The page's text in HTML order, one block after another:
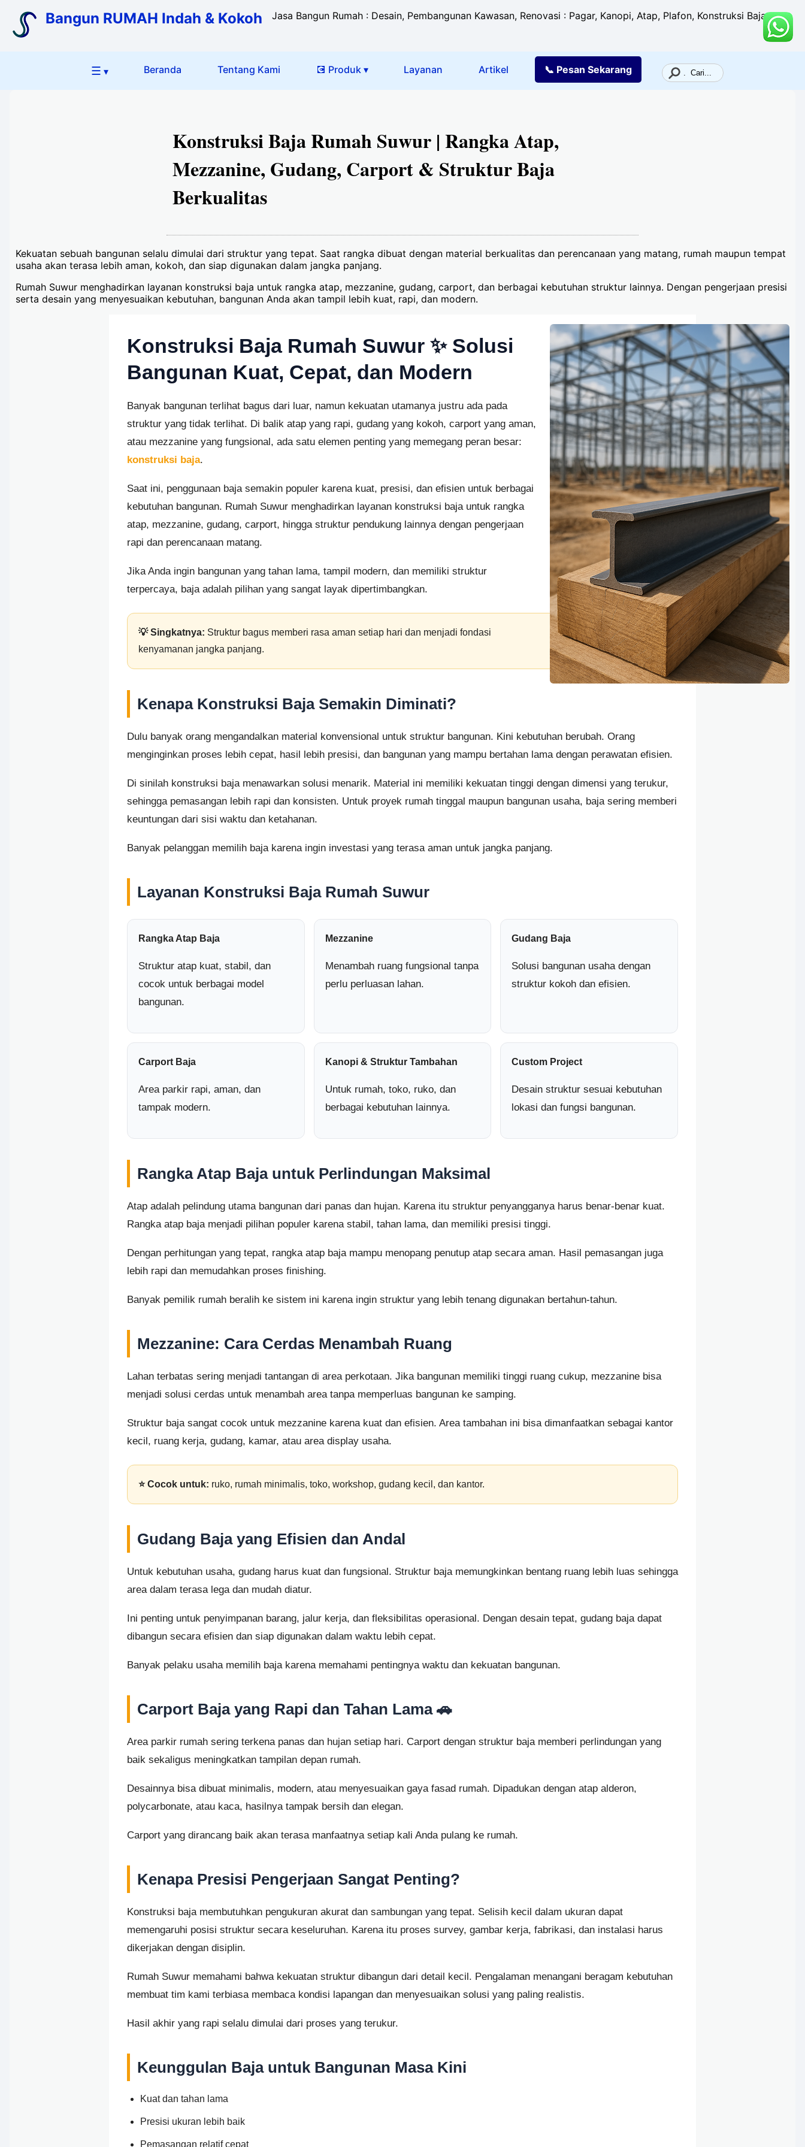
Bangun RUMAH Indah & Kokoh Jasa Bangun Rumah : Desain, Pembangunan Kawasan, Renovasi : Pagar, Kanopi, Atap, Plafon, Konstruksi Baja,
☰ ▾ Beranda Tentang Kami 💽 Produk ▾ Layanan Artikel 📞 Pesan Sekarang
Konstruksi Baja Rumah Suwur | Rangka Atap,
Mezzanine, Gudang, Carport & Struktur Baja
Berkualitas
Kekuatan sebuah bangunan selalu dimulai dari struktur yang tepat. Saat rangka dibuat dengan material berkualitas dan perencanaan yang matang, rumah maupun tempat
usaha akan terasa lebih aman, kokoh, dan siap digunakan dalam jangka panjang.
Rumah Suwur menghadirkan layanan konstruksi baja untuk rangka atap, mezzanine, gudang, carport, dan berbagai kebutuhan struktur lainnya. Dengan pengerjaan presisi
serta desain yang menyesuaikan kebutuhan, bangunan Anda akan tampil lebih kuat, rapi, dan modern.
Konstruksi Baja Rumah Suwur ✨ Solusi
Bangunan Kuat, Cepat, dan Modern
Banyak bangunan terlihat bagus dari luar, namun kekuatan utamanya justru ada pada
struktur yang tidak terlihat. Di balik atap yang rapi, gudang yang kokoh, carport yang aman,
atau mezzanine yang fungsional, ada satu elemen penting yang memegang peran besar:
konstruksi baja.
Saat ini, penggunaan baja semakin populer karena kuat, presisi, dan efisien untuk berbagai
kebutuhan bangunan. Rumah Suwur menghadirkan layanan konstruksi baja untuk rangka
atap, mezzanine, gudang, carport, hingga struktur pendukung lainnya dengan pengerjaan
rapi dan perencanaan matang.
Jika Anda ingin bangunan yang tahan lama, tampil modern, dan memiliki struktur
terpercaya, baja adalah pilihan yang sangat layak dipertimbangkan.
💡 Singkatnya: Struktur bagus memberi rasa aman setiap hari dan menjadi fondasi
kenyamanan jangka panjang.
Kenapa Konstruksi Baja Semakin Diminati?
Dulu banyak orang mengandalkan material konvensional untuk struktur bangunan. Kini kebutuhan berubah. Orang
menginginkan proses lebih cepat, hasil lebih presisi, dan bangunan yang mampu bertahan lama dengan perawatan efisien.
Di sinilah konstruksi baja menawarkan solusi menarik. Material ini memiliki kekuatan tinggi dengan dimensi yang terukur,
sehingga pemasangan lebih rapi dan konsisten. Untuk proyek rumah tinggal maupun bangunan usaha, baja sering memberi
keuntungan dari sisi waktu dan ketahanan.
Banyak pelanggan memilih baja karena ingin investasi yang terasa aman untuk jangka panjang.
Layanan Konstruksi Baja Rumah Suwur
Rangka Atap Baja
Struktur atap kuat, stabil, dan
cocok untuk berbagai model
bangunan.
Mezzanine
Menambah ruang fungsional tanpa
perlu perluasan lahan.
Gudang Baja
Solusi bangunan usaha dengan
struktur kokoh dan efisien.
Carport Baja
Area parkir rapi, aman, dan
tampak modern.
Kanopi & Struktur Tambahan
Untuk rumah, toko, ruko, dan
berbagai kebutuhan lainnya.
Custom Project
Desain struktur sesuai kebutuhan
lokasi dan fungsi bangunan.
Rangka Atap Baja untuk Perlindungan Maksimal
Atap adalah pelindung utama bangunan dari panas dan hujan. Karena itu struktur penyangganya harus benar-benar kuat.
Rangka atap baja menjadi pilihan populer karena stabil, tahan lama, dan memiliki presisi tinggi.
Dengan perhitungan yang tepat, rangka atap baja mampu menopang penutup atap secara aman. Hasil pemasangan juga
lebih rapi dan memudahkan proses finishing.
Banyak pemilik rumah beralih ke sistem ini karena ingin struktur yang lebih tenang digunakan bertahun-tahun.
Mezzanine: Cara Cerdas Menambah Ruang
Lahan terbatas sering menjadi tantangan di area perkotaan. Jika bangunan memiliki tinggi ruang cukup, mezzanine bisa
menjadi solusi cerdas untuk menambah area tanpa memperluas bangunan ke samping.
Struktur baja sangat cocok untuk mezzanine karena kuat dan efisien. Area tambahan ini bisa dimanfaatkan sebagai kantor
kecil, ruang kerja, gudang, kamar, atau area display usaha.
⭐ Cocok untuk: ruko, rumah minimalis, toko, workshop, gudang kecil, dan kantor.
Gudang Baja yang Efisien dan Andal
Untuk kebutuhan usaha, gudang harus kuat dan fungsional. Struktur baja memungkinkan bentang ruang lebih luas sehingga
area dalam terasa lega dan mudah diatur.
Ini penting untuk penyimpanan barang, jalur kerja, dan fleksibilitas operasional. Dengan desain tepat, gudang baja dapat
dibangun secara efisien dan siap digunakan dalam waktu lebih cepat.
Banyak pelaku usaha memilih baja karena memahami pentingnya waktu dan kekuatan bangunan.
Carport Baja yang Rapi dan Tahan Lama 🚗
Area parkir rumah sering terkena panas dan hujan setiap hari. Carport dengan struktur baja memberi perlindungan yang
baik sekaligus meningkatkan tampilan depan rumah.
Desainnya bisa dibuat minimalis, modern, atau menyesuaikan gaya fasad rumah. Dipadukan dengan atap alderon,
polycarbonate, atau kaca, hasilnya tampak bersih dan elegan.
Carport yang dirancang baik akan terasa manfaatnya setiap kali Anda pulang ke rumah.
Kenapa Presisi Pengerjaan Sangat Penting?
Konstruksi baja membutuhkan pengukuran akurat dan sambungan yang tepat. Selisih kecil dalam ukuran dapat
memengaruhi posisi struktur secara keseluruhan. Karena itu proses survey, gambar kerja, fabrikasi, dan instalasi harus
dikerjakan dengan disiplin.
Rumah Suwur memahami bahwa kekuatan struktur dibangun dari detail kecil. Pengalaman menangani beragam kebutuhan
membuat tim kami terbiasa membaca kondisi lapangan dan menyesuaikan solusi yang paling realistis.
Hasil akhir yang rapi selalu dimulai dari proses yang terukur.
Keunggulan Baja untuk Bangunan Masa Kini
Kuat dan tahan lama
Presisi ukuran lebih baik
Pemasangan relatif cepat